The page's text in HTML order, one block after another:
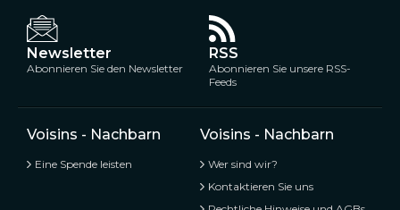
Newsletter
Abonnieren Sie den Newsletter
RSS
Abonnieren Sie unsere RSS-
Feeds
Voisins - Nachbarn
Eine Spende leisten
Voisins - Nachbarn
Wer sind wir?
Kontaktieren Sie uns